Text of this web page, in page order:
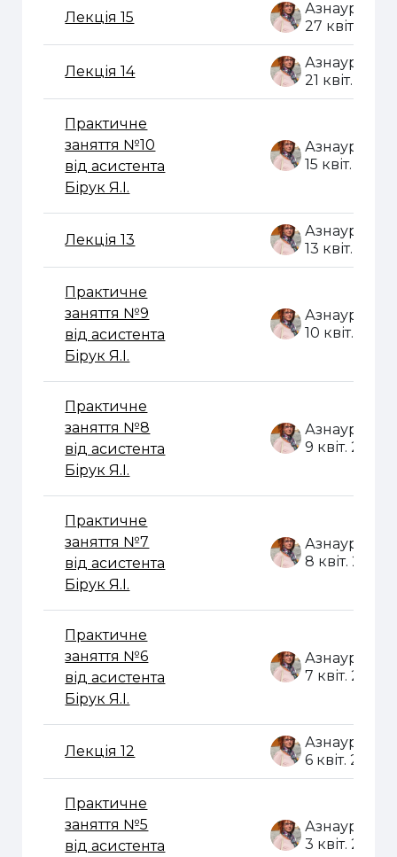
Лекція 15
27 квіт. 2020
Лекція 14
21 квіт. 2020
Практичне
заняття №10
від асистента
Бірук Я.І.
15 квіт. 2020
Лекція 13
13 квіт. 2020
Практичне
заняття №9
від асистента
Бірук Я.І.
10 квіт. 2020
Практичне
заняття №8
від асистента
Бірук Я.І.
9 квіт. 2020
Практичне
заняття №7
від асистента
Бірук Я.І.
8 квіт. 2020
Практичне
заняття №6
від асистента
Бірук Я.І.
7 квіт. 2020
Лекція 12
6 квіт. 2020
Практичне
заняття №5
від асистента
3 квіт. 2020